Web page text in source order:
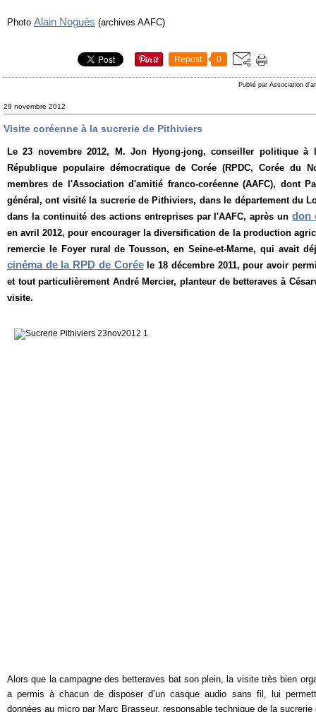
Photo Alain Noguès (archives AAFC)
Repost 0
Publié par Association
29 novembre 2012
Visite coréenne à la sucrerie de Pithiviers
Le 23 novembre 2012, M. Jon Hyong-jong, conseiller politique à
République populaire démocratique de Corée (RPDC, Corée du
membres de l'Association d'amitié franco-coréenne (AAFC), dont
général, ont visité la sucrerie de Pithiviers, dans le département du
dans la continuité des actions entreprises par l'AAFC, après undon
en avril 2012, pour encourager la diversification de la production
remercie le Foyer rural de Tousson, en Seine-et-Marne, qui avait
cinéma de la RPD de Coréele 18 décembre 2011, pour avoir
et tout particulièrement André Mercier, planteur de betteraves à
visite.
Alors que la campagne des betteraves bat son plein, la visite très bien
a permis à chacun de disposer d’un casque audio sans fil, lui
données au micro par Marc Brasseur, responsable technique de la